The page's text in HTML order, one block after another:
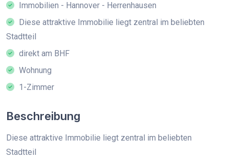
Immobilien - Hannover - Herrenhausen
Diese attraktive Immobilie liegt zentral im beliebten
Stadtteil
direkt am BHF
Wohnung
1-Zimmer
Beschreibung
Diese attraktive Immobilie liegt zentral im beliebten
Stadtteil